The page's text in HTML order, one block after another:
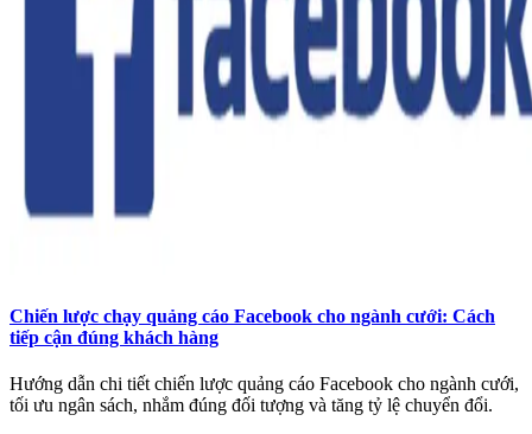
Chiến lược chạy quảng cáo Facebook cho ngành cưới: Cách
tiếp cận đúng khách hàng
Hướng dẫn chi tiết chiến lược quảng cáo Facebook cho ngành cưới,
tối ưu ngân sách, nhắm đúng đối tượng và tăng tỷ lệ chuyển đổi.